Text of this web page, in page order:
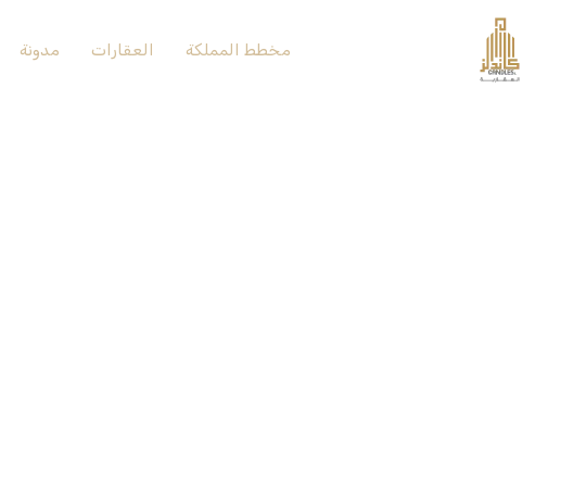
مخطط المملكة العقارات مدونة